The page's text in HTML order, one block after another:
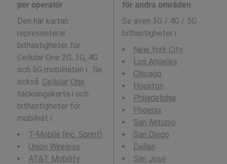
per operatör
Den här kartan
representerar
bithastigheter för
Cellular One 2G, 3G, 4G
och 5G mobilnäten i . Se
också: Cellular One
täckningskarta i och
bithastigheter för
mobilnät i .
T-Mobile (inc. Sprint)
Union Wireless
AT&T Mobility
för andra områden
Se även 3G / 4G / 5G
bithastigheter i :
New York City
Los Angeles
Chicago
Houston
Philadelphia
Phoenix
San Antonio
San Diego
Dallas
San Jose